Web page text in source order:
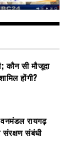
कौन सी मौजूदा
होंगी?
रायगढ़
संबंधी